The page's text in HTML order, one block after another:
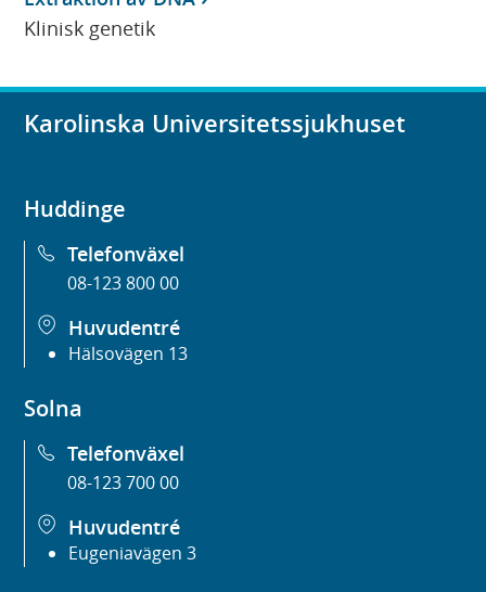
Klinisk genetik
Karolinska Universitetssjukhuset
Huddinge
Telefonväxel
08-123 800 00
Huvudentré
Hälsovägen 13
Solna
Telefonväxel
08-123 700 00
Huvudentré
Eugeniavägen 3